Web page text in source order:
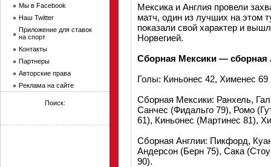
Мексика и Англия провели
матч, один из лучших на этом
показали свой характер и
Норвегией.
Сборная Мексики — сборная
Голы: Киньонес 42, Хименес
Сборная Мексики: Ранхель,
Санчес (Фидальго 79), Ромо
61), Киньонес (Мартинес 81),
Сборная Англии: Пикфорд,
Андерсон (Берн 75), Сака
90).
Мы в Facebook
Наш Twitter
Приложение для ставок
на спорт
Контакты
Партнеры
Авторские права
Реклама на сайте
Поиск: